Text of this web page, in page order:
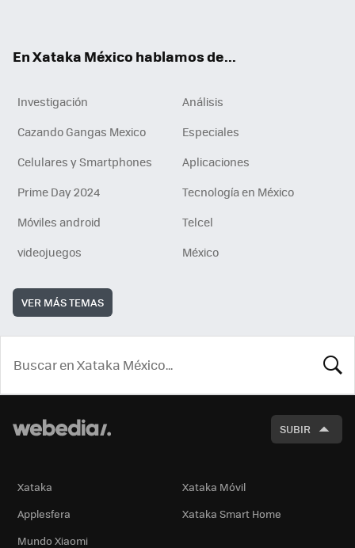
En Xataka México hablamos de...
Investigación
Análisis
Cazando Gangas Mexico
Especiales
Celulares y Smartphones
Aplicaciones
Prime Day 2024
Tecnología en México
Móviles android
Telcel
videojuegos
México
VER MÁS TEMAS
SUBIR
Xataka
Xataka Móvil
Applesfera
Xataka Smart Home
Mundo Xiaomi